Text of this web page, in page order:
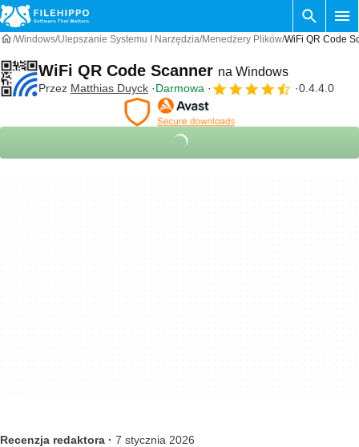
Windows Ulepszanie Systemu I Narzędzia Menedżery Plików WiFi QR Code
WiFi QR Code Scanner na Windows
Przez ‪‪‪‪‪‪‪‪‪Matthias Duyck‬ Darmowa 0.4.4.0
Recenzja redaktora · 7 stycznia 2026